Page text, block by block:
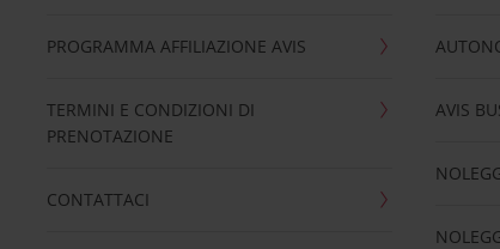
PROGRAMMA AFFILIAZIONE AVIS
TERMINI E CONDIZIONI DI
PRENOTAZIONE
CONTATTACI
AVIS